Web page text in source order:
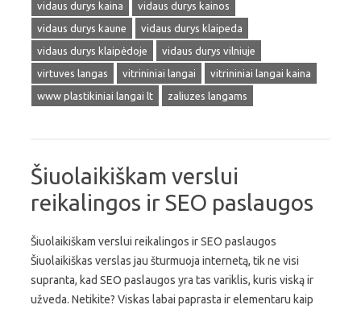
vidaus durys kaina
vidaus durys kainos
vidaus durys kaune
vidaus durys klaipeda
vidaus durys klaipėdoje
vidaus durys vilniuje
virtuves langas
vitrininiai langai
vitrininiai langai kaina
www plastikiniai langai lt
zaliuzes langams
Šiuolaikiškam verslui
reikalingos ir SEO paslaugos
Šiuolaikiškam verslui reikalingos ir SEO paslaugos
Šiuolaikiškas verslas jau šturmuoja internetą, tik ne visi
supranta, kad SEO paslaugos yra tas variklis, kuris viską ir
užveda. Netikite? Viskas labai paprasta ir elementaru kaip